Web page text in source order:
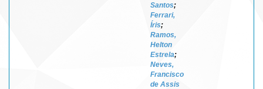
Santos;
Ferrari,
Íris;
Ramos,
Helton
Estrela;
Neves,
Francisco
de Assis